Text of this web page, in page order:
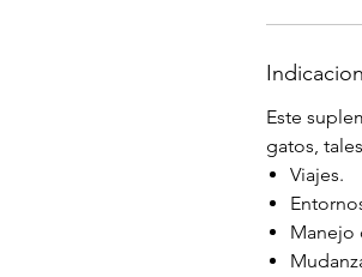
Este
gatos,
Viajes.
Manejo